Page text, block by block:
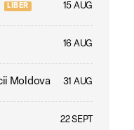
LIBER 15 AUG
16 AUG
Moldova 31 AUG
22 SEPT